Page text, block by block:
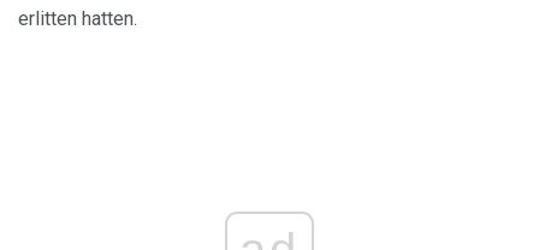
erlitten hatten.